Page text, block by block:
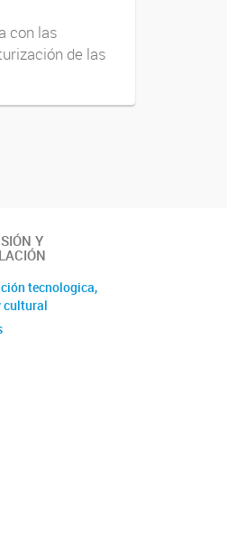
con las
de las
Y
tecnologica,
cultural